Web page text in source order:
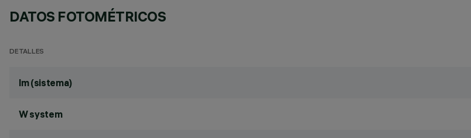
DATOS FOTOMÉTRICOS
DETALLES
lm (sistema)
W system